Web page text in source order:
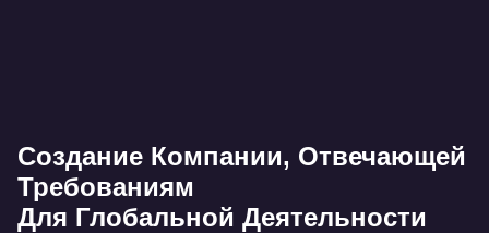
Создание Компании, Отвечающей
Требованиям
Для Глобальной Деятельности